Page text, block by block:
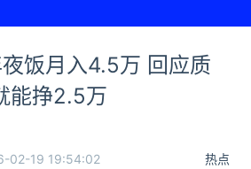
饭月入4.5万 回应质
能挣2.5万
热点
02-19 19:54:02